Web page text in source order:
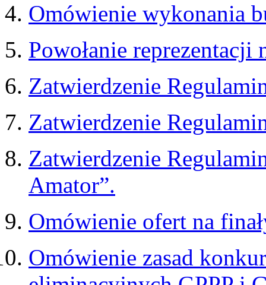
Omówienie wykonania
Powołanie
Zatwierdzenie
Zatwierdzenie
Zatwierdzenie
Amator”.
Omówienie ofert na
Omówienie zasad